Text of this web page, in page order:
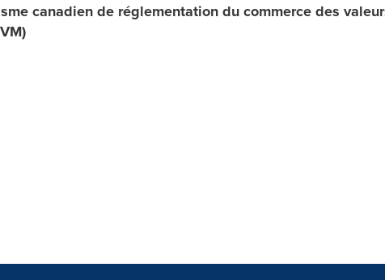
canadien de réglementation du commerce des